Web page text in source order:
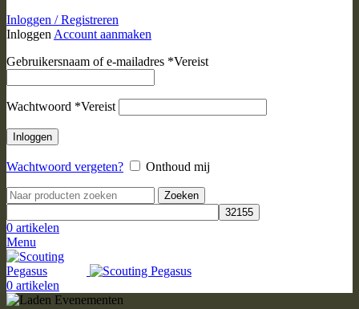
Inloggen / Registreren
Inloggen Account aanmaken
Gebruikersnaam of e-mailadres *Vereist
Wachtwoord *Vereist
Inloggen
Wachtwoord vergeten? Onthoud mij
Zoeken
0 artikelen
Menu
0 artikelen